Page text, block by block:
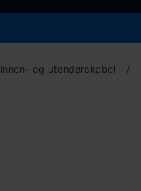
Innen- og utendørskabel